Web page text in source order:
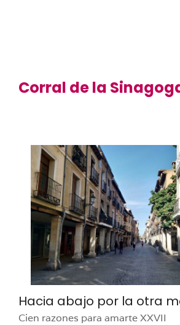
Corral de la
Hacia abajo por la otra
Cien razones para amarte XXVII